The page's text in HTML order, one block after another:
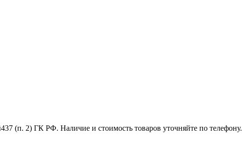
(п. 2) ГК РФ. Наличие и стоимость товаров уточняйте по телефону.